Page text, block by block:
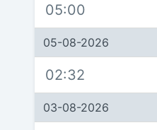
05:00
05-08-2026
02:32
03-08-2026